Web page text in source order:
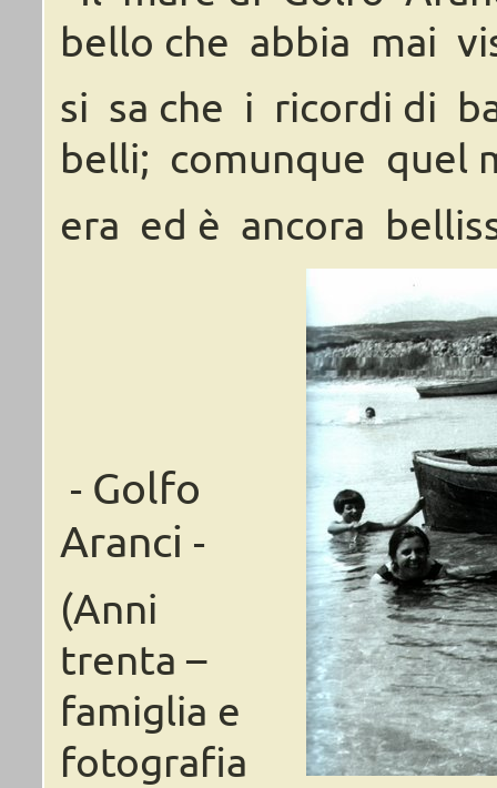
bello che abbia mai
si sa che i ricordi di
belli; comunque quel
era ed è ancora
- Golfo
Aranci -
(Anni
trenta –
famiglia e
fotografia